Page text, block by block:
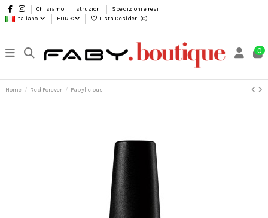
Chi siamo Istruzioni
Spedizioni e resi
Italiano
EUR € Lista Desideri (0)
0
Home Red Forever Fabylicious